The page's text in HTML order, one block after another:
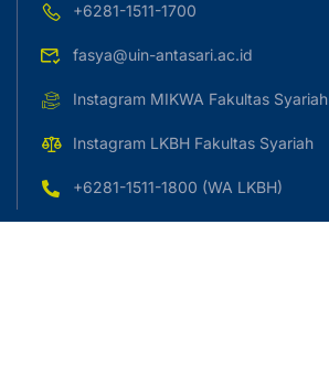
+6281-1511-1700
fasya@uin-antasari.ac.id
Instagram MIKWA Fakultas Syariah
Instagram LKBH Fakultas Syariah
+6281-1511-1800 (WA LKBH)